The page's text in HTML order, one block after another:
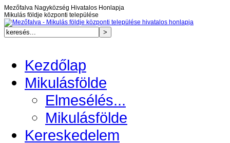
Mezőfalva Nagyközség Hivatalos Honlapja
Mikulás földje központi települése
Kezdőlap
Mikulásfölde
Elmesélés...
Mikulásfölde
Kereskedelem